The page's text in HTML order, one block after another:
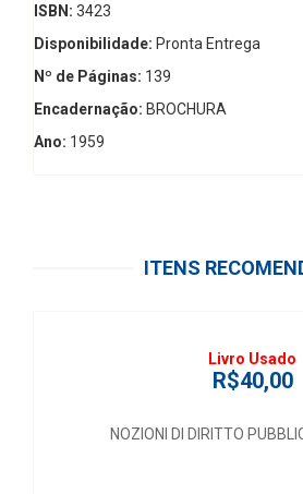
ISBN: 3423
Disponibilidade: Pronta Entrega
Nº de Páginas: 139
Encadernação: BROCHURA
Ano: 1959
ITENS
Livro Usado
R$40,00
NOZIONI DI DIRITTO